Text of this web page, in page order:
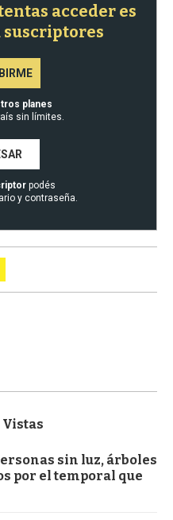
acceder es
suscriptores
planes
sin límites.
podés
y contraseña.
Vistas
sin luz, árboles
por el temporal que